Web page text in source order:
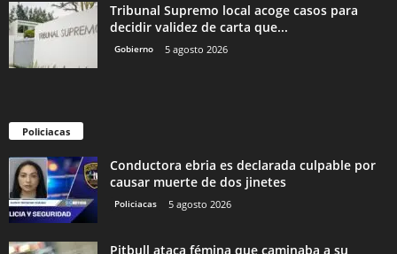
Tribunal Supremo local acoge casos para
decidir validez de carta que...
Gobierno 5 agosto 2026
Policiacas
Conductora ebria es declarada culpable por
causar muerte de dos jinetes
Policiacas 5 agosto 2026
Pitbull ataca fémina que caminaba a su